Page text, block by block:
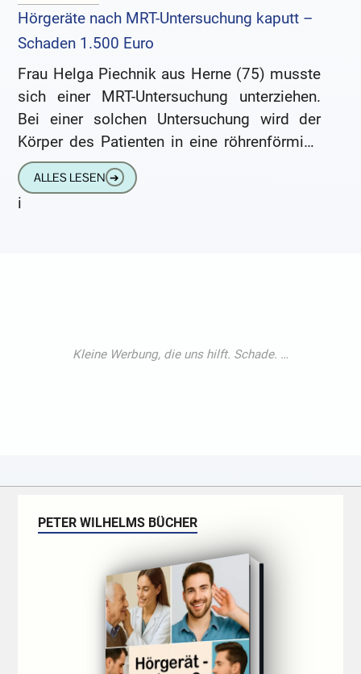
Hörgeräte nach MRT-Untersuchung kaputt –
Schaden 1.500 Euro
Frau Helga Piechnik aus Herne (75) musste
sich einer MRT-Untersuchung unterziehen.
Bei einer solchen Untersuchung wird der
Körper des Patienten in eine röhrenförmige
Konstruktion geschoben und von starken
Magnetwellen durchströmt.
ALLES LESEN ➔
i
PETER WILHELMS BÜCHER